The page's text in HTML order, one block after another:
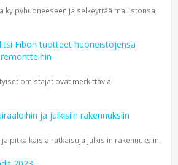
kylpyhuoneeseen ja selkeyttää mallistonsa
Fibon tuotteet huoneistojensa
omistajat ovat merkittäviä
ja julkisiin rakennuksiin
pitkäikäisiä ratkaisuja julkisiin rakennuksiin.